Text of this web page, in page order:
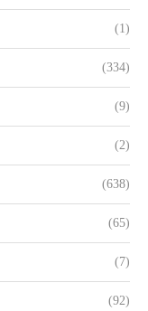
(1)
(334)
(9)
(2)
(638)
(65)
(7)
(92)